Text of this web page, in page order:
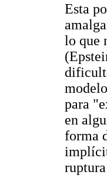
Esta
lo que
para
en
forma